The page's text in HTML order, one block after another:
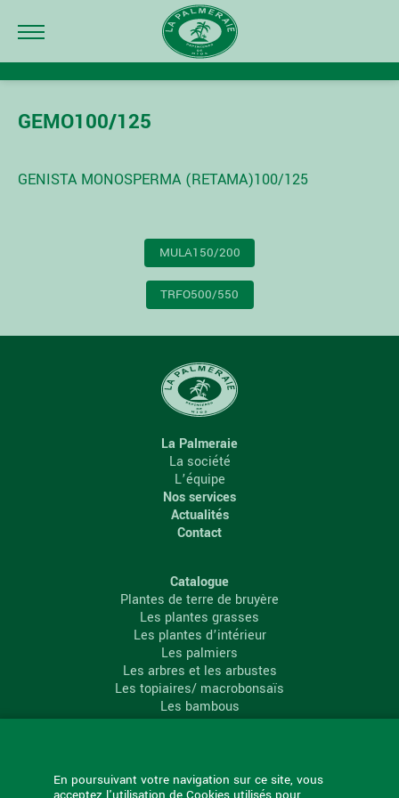
En poursuivant votre navigation sur ce site, vous
GEMO100/125
GENISTA MONOSPERMA (RETAMA)100/125
MULA150/200
TRFO500/550
La Palmeraie
La société
L’équipe
Nos services
Actualités
Contact
Catalogue
Plantes de terre de bruyère
Les plantes grasses
Les plantes d’intérieur
Les palmiers
Les arbres et les arbustes
Les topiaires/ macrobonsaïs
Les bambous
Les conifères
La Palmeraie